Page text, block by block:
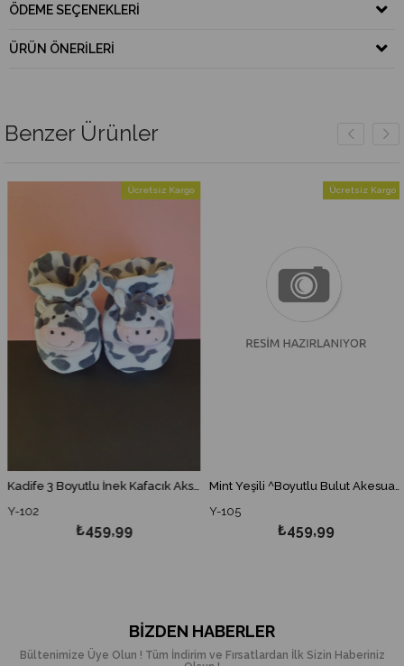
ÖDEME SEÇENEKLERI
ÜRÜN ÖNERILERI
Benzer Ürünler
Kadife 3 Boyutlu İnek Kafacık Aksesuarlı Unisex Bebek Ayakkabısı
Y-102
₺459,99
Ücretsiz Kargo
Mint Yeşili ^Boyutlu Bulut Akesuarlı Unisex Bebek Patiği
Y-105
₺459,99
Ücretsiz Kargo
BIZDEN HABERLER
Bültenimize Üye Olun ! Tüm İndirim ve Fırsatlardan İlk Sizin Haberiniz